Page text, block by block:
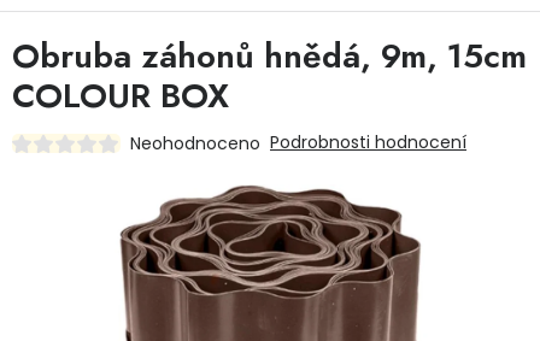
Stavba a dům
Domácnost
Obruba záhonů hnědá, 9m, 15cm
COLOUR BOX
Neohodnoceno Podrobnosti hodnocení